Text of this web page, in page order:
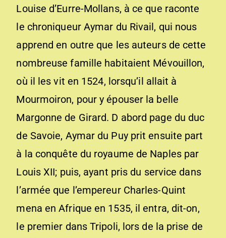
Louise d’Eurre-Mollans, à ce que raconte
le chroniqueur Aymar du Rivail, qui nous
apprend en outre que les auteurs de cette
nombreuse famille habitaient Mévouillon,
où il les vit en 1524, lorsqu’il allait à
Mourmoiron, pour y épouser la belle
Margonne de Girard. D abord page du duc
de Savoie, Aymar du Puy prit ensuite part
à la conquête du royaume de Naples par
Louis XII; puis, ayant pris du service dans
l’armée que l’empereur Charles-Quint
mena en Afrique en 1535, il entra, dit-on,
le premier dans Tripoli, lors de la prise de